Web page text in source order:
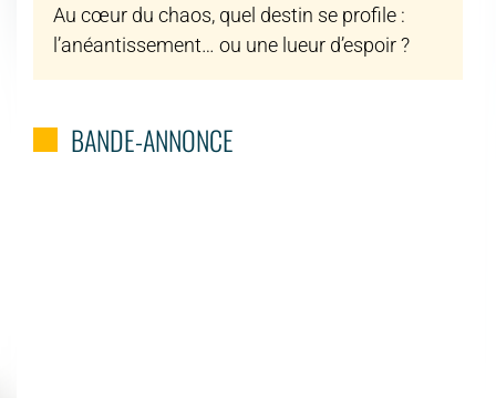
Au cœur du chaos, quel destin se profile :
l’anéantissement… ou une lueur d’espoir ?
BANDE-ANNONCE